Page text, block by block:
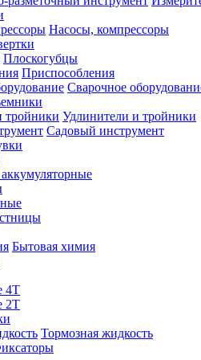
Насосы, компрессоры
Плоскогубцы
Приспособления
Сварочное
Удлинители и тройники
Садовый инструмент
Бытовая химия
4Т
2Т
Тормозная жидкость